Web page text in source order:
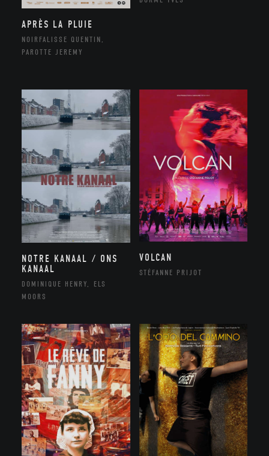
APRÈS LA PLUIE
NOIRFALISSE QUENTIN,
PAROTTE JEREMY
NOTRE KANAAL / ONS
KANAAL
DOMINIQUE HENRY, ELS
MOORS
VOLCAN
STÉFANNE PRIJOT